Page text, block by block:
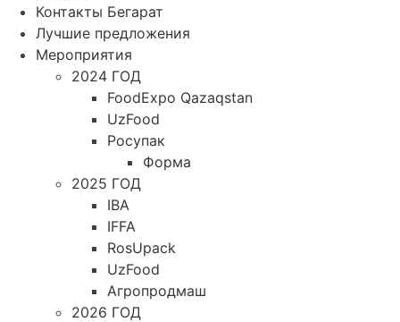
Контакты Бегарат
Лучшие предложения
Мероприятия
2024 ГОД
FoodExpo Qazaqstan
UzFood
Росупак
Форма
2025 ГОД
IBA
IFFA
RosUpack
UzFood
Агропродмаш
2026 ГОД